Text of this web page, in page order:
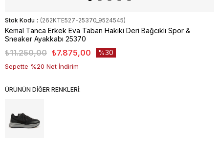
Stok Kodu (262KTE527-25370_9524545)
Kemal Tanca Erkek Eva Taban Hakiki Deri Bağcıklı Spor &
Sneaker Ayakkabı 25370
₺11.250,00 ₺7.875,00 30
Sepette %20 Net İndirim
ÜRÜNÜN DİĞER RENKLERİ: